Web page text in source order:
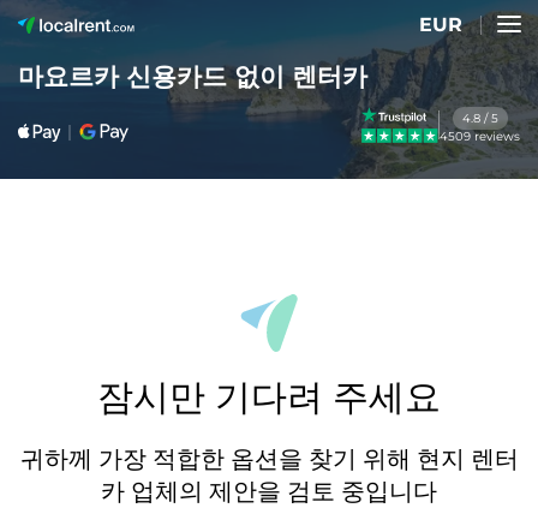
EUR
마요르카 신용카드 없이 렌터카
4.8 / 5
4509 reviews
잠시만 기다려 주세요
귀하께 가장 적합한 옵션을 찾기 위해 현지 렌터
카 업체의 제안을 검토 중입니다